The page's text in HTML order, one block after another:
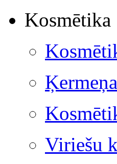
Kosmētika
Viriešu